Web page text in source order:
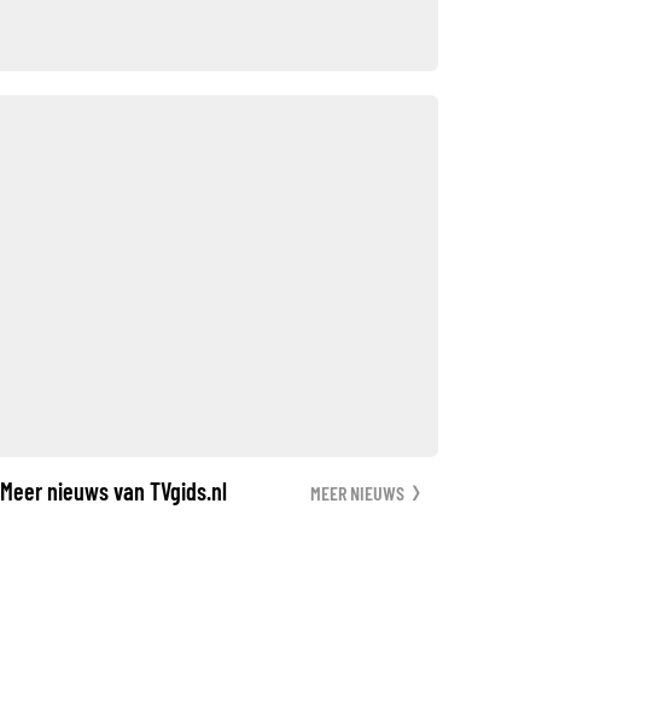
Meer nieuws van TVgids.nl MEER NIEUWS